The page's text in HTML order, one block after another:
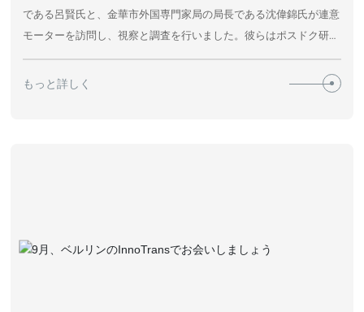
である呂賢氏と、金華市外国専門家局の局長である沈偉錦氏が連意
モーターを訪問し、視察と調査を行いました。彼らはポスドク研究
ステーションおよび人材の導入と育成について深く理解しました。
東陽市人材社会保障局の副局長である傅江洪氏、連意モーターのブ
もっと詳しく